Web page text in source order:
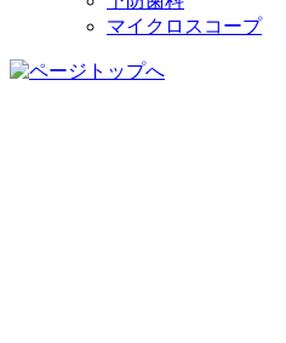
マイクロスコープ